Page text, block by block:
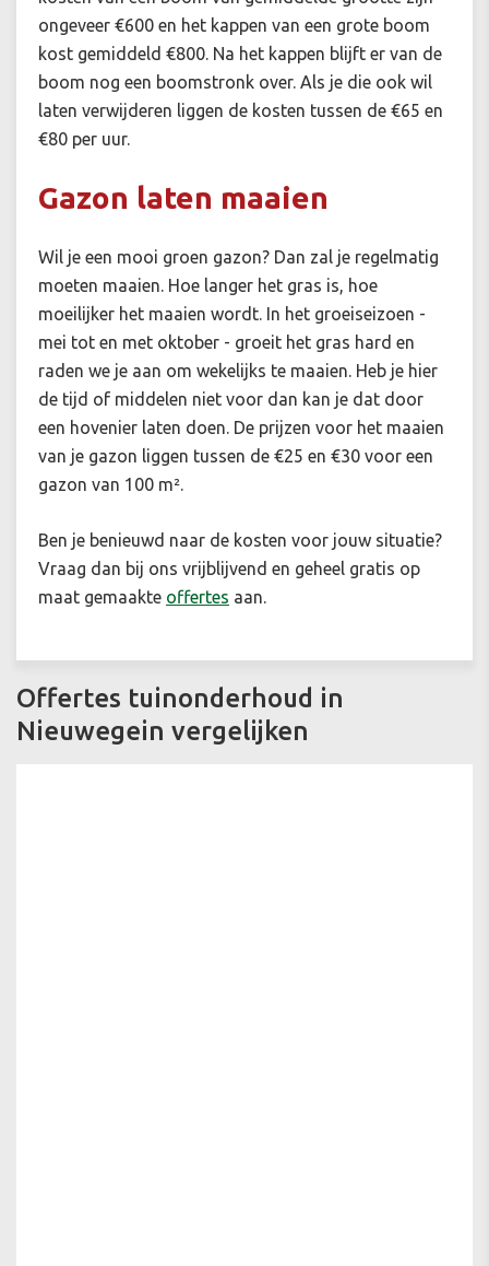
ongeveer €600 en het kappen van een grote boom
kost gemiddeld €800. Na het kappen blijft er van de
boom nog een boomstronk over. Als je die ook wil
laten verwijderen liggen de kosten tussen de €65 en
€80 per uur.
Gazon laten maaien
Wil je een mooi groen gazon? Dan zal je regelmatig
moeten maaien. Hoe langer het gras is, hoe
moeilijker het maaien wordt. In het groeiseizoen -
mei tot en met oktober - groeit het gras hard en
raden we je aan om wekelijks te maaien. Heb je hier
de tijd of middelen niet voor dan kan je dat door
een hovenier laten doen. De prijzen voor het maaien
van je gazon liggen tussen de €25 en €30 voor een
gazon van 100 m².
Ben je benieuwd naar de kosten voor jouw situatie?
Vraag dan bij ons vrijblijvend en geheel gratis op
maat gemaakte offertes aan.
Offertes tuinonderhoud in
Nieuwegein vergelijken